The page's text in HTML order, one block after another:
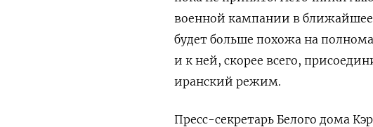
военной кампании в
будет больше похожа на
и к ней, скорее всего,
иранский режим.
Пресс-секретарь Белого дома